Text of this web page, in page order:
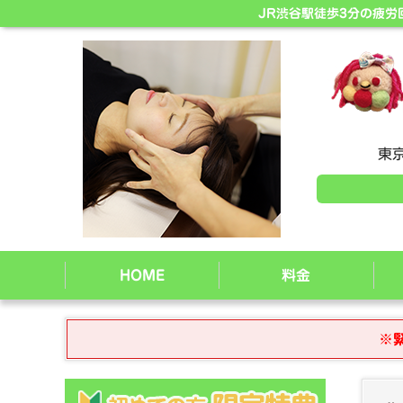
JR渋谷駅徒歩3分の疲労
東
HOME 料金
※